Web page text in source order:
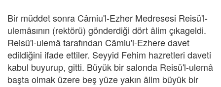
Bir müddet sonra Câmiu'l-Ezher Medresesi Reisü'l-
ulemâsının (rektörü) gönderdiği dört âlim çıkageldi.
Reisü'l-ulemâ tarafından Câmiu'l-Ezhere davet
edildiğini ifade ettiler. Seyyid Fehim hazretleri daveti
kabul buyurup, gitti. Büyük bir salonda Reisü'l-ulemâ
başta olmak üzere beş yüze yakın âlim büyük bir